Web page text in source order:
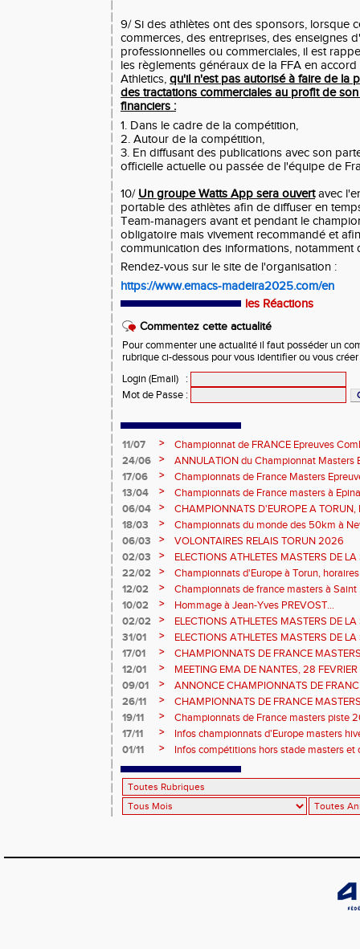
9/ Si des athlètes ont des sponsors, lorsque
commerces, des entreprises, des enseignes
professionnelles ou commerciales, il est
les règlements généraux de la FFA en
Athletics, qu'il n'est pas autorisé à faire de la
des tractations commerciales au profit de
financiers :
1. Dans le cadre de la compétition,
2. Autour de la compétition,
3. En diffusant des publications avec son
officielle actuelle ou passée de l'équipe de
10/ Un groupe Watts App sera ouvertavec
portable des athlètes afin de diffuser en
Team-managers avant et pendant le
obligatoire mais vivement recommandé et
communication des informations, notamment
Rendez-vous sur le site de l'organisation :
https://www.emacs-madeira2025.com/en
les Réactions
Commentez cette actualité
Pour commenter une actualité il faut posséder un
rubrique ci-dessous pour vous identifier ou vous
Login (Email)
:
Mot de Passe :
11/07 >
Championnat de FRANCE Epreuves
et Marche CHATEAUROUX
24/06 >
ANNULATION du Championnat Masters
Châteauroux les 27-28 juin
17/06 >
Championnats de France Masters
fond long
13/04 >
Championnats de France masters à
prévisionnels, montée de barres et
06/04 >
CHAMPIONNATS D'EUROPE A
18/03
>
Championnats du monde des 50km à
Sébastien DOUMENC.
06/03 >
VOLONTAIRES RELAIS TORUN 2026
02/03
>
ELECTIONS ATHLETES MASTERS DE
2ème vote : athlètes hommes.
22/02 >
Championnats d'Europe à Torun,
informations...
12/02 >
Championnats de france masters à Saint
février 2026.
10/02 >
Hommage à Jean-Yves PREVOST...
02/02
>
ELECTIONS ATHLETES MASTERS DE
vote : athlètes femmes.
31/01 >
ELECTIONS ATHLETES MASTERS DE
17/01
>
CHAMPIONNATS DE FRANCE
informations sur les inscriptions et report
12/01 >
MEETING EMA DE NANTES, 28
09/01
>
ANNONCE CHAMPIONNATS DE
ÉPREUVES COMBINÉES ET ÉPREUVES
26/11 >
CHAMPIONNATS DE FRANCE
2026, site de l'organisation.
19/11 >
Championnats de France masters piste
17/11
>
Infos championnats d'Europe masters
01/11
> Infos compétitions hors stade masters et